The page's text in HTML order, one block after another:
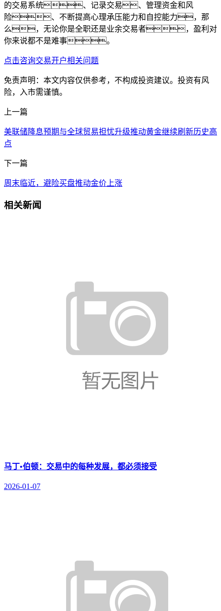
的交易系统、记录交易、管理资金和风
险、不断提高心理承压能力和自控能力，那
么，无论你是全职还是业余交易者，盈利对
你来说都不是难事。
点击咨询交易开户相关问题
免责声明：本文内容仅供参考，不构成投资建议。投资有风
险，入市需谨慎。
上一篇
美联储降息预期与全球贸易担忧升级推动黄金继续刷新历史高
点
下一篇
周末临近，避险买盘推动金价上涨
相关新闻
马丁•伯顿：交易中的每种发展，都必须接受
2026-01-07